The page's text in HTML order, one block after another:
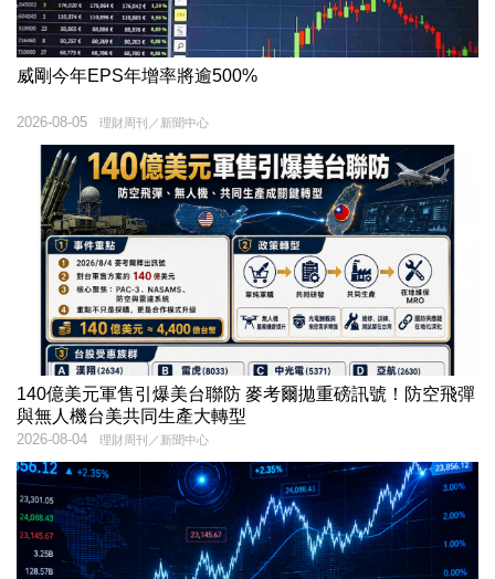
威剛今年EPS年增率將逾500%
理財周刊／新聞中心
2026-08-05
140億美元軍售引爆美台聯防 麥考爾拋重磅訊號！防空飛彈
與無人機台美共同生產大轉型
理財周刊／新聞中心
2026-08-04